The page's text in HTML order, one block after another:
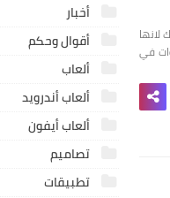
لانها
في
أخبار
أقوال وحكم
ألعاب
ألعاب أندرويد
ألعاب أيفون
تصاميم
تطبيقات